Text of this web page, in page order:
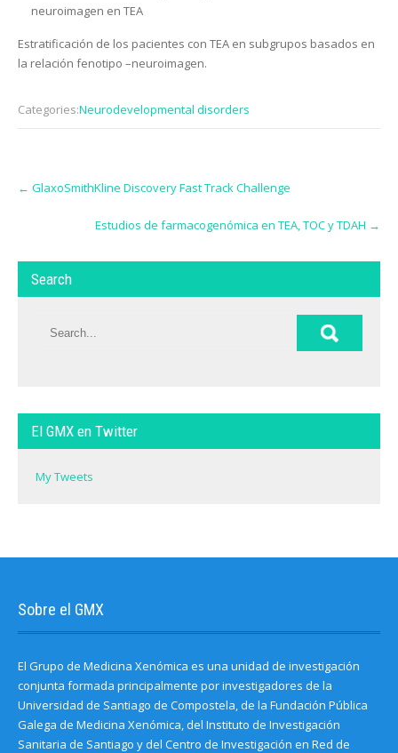
neuroimagen en TEA
Estratificación de los pacientes con TEA en subgrupos basados en
la relación fenotipo –neuroimagen.
Categories:Neurodevelopmental disorders
Post
navigation
← GlaxoSmithKline Discovery Fast Track Challenge
Estudios de farmacogenómica en TEA, TOC y TDAH →
Search
El GMX en Twitter
My Tweets
Sobre el GMX
El Grupo de Medicina Xenómica es una unidad de investigación
conjunta formada principalmente por investigadores de la
Universidad de Santiago de Compostela, de la Fundación Pública
Galega de Medicina Xenómica, del Instituto de Investigación
Sanitaria de Santiago y del Centro de Investigación en Red de